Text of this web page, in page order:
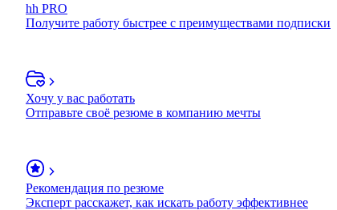
hh PRO
Получите работу быстрее с преимуществами подписки
Хочу у вас работать
Отправьте своё резюме в компанию мечты
Рекомендация по резюме
Эксперт расскажет, как искать работу эффективнее